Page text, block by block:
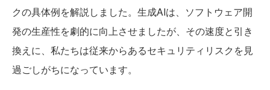
クの具体例を解説しました。生成AIは、ソフトウェア開
発の生産性を劇的に向上させましたが、その速度と引き
換えに、私たちは従来からあるセキュリティリスクを見
過ごしがちになっています。